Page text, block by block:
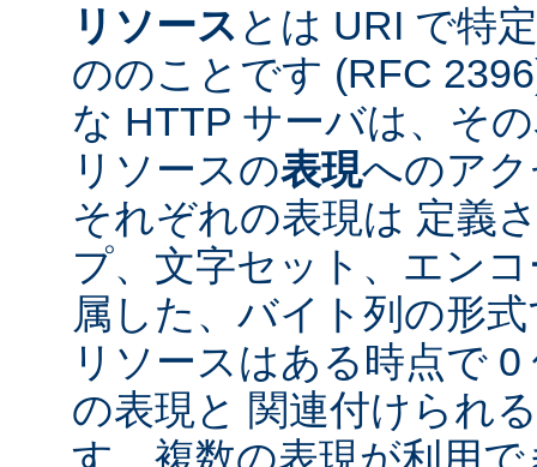
リソース とは URI で特
ののことです (RFC
な HTTP サーバは、そ
リソースの表現へのア
それぞれの表現は 定義
プ、文字セット、エン
属した、バイト列の形
リソースはある時点で
の表現と 関連付けられ
す。複数の表現が利用